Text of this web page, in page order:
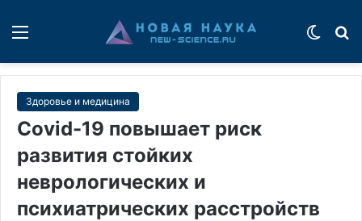
Здоровье и медицина
Covid-19 повышает риск
развития стойких
неврологических и
психиатрических расстройств